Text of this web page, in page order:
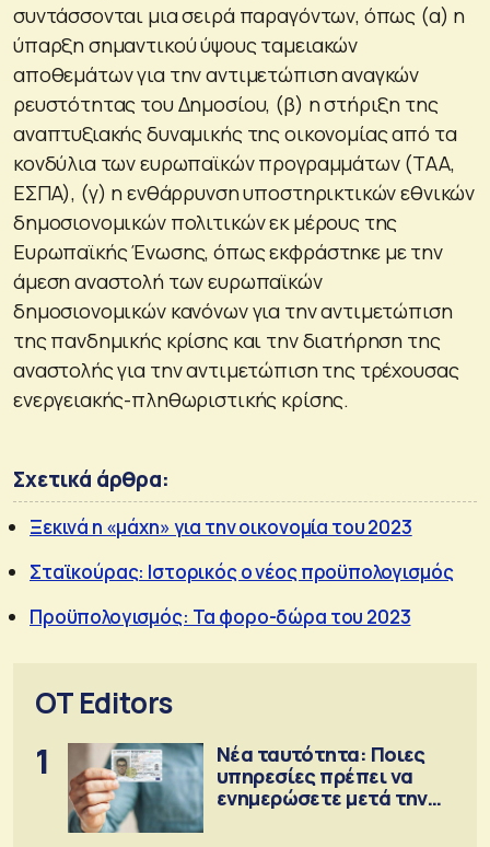
συντάσσονται μια σειρά παραγόντων, όπως (α) η
ύπαρξη σημαντικού ύψους ταμειακών
αποθεμάτων για την αντιμετώπιση αναγκών
ρευστότητας του Δημοσίου, (β) η στήριξη της
αναπτυξιακής δυναμικής της οικονομίας από τα
κονδύλια των ευρωπαϊκών προγραμμάτων (ΤΑΑ,
ΕΣΠΑ), (γ) η ενθάρρυνση υποστηρικτικών εθνικών
δημοσιονομικών πολιτικών εκ μέρους της
Ευρωπαϊκής Ένωσης, όπως εκφράστηκε με την
άμεση αναστολή των ευρωπαϊκών
δημοσιονομικών κανόνων για την αντιμετώπιση
της πανδημικής κρίσης και την διατήρηση της
αναστολής για την αντιμετώπιση της τρέχουσας
ενεργειακής-πληθωριστικής κρίσης.
Σχετικά άρθρα:
Ξεκινά η «μάχη» για την οικονομία του 2023
Σταϊκούρας: Ιστορικός ο νέος προϋπολογισμός
Προϋπολογισμός: Τα φορο-δώρα του 2023
OT Editors
1
Νέα ταυτότητα: Ποιες
υπηρεσίες πρέπει να
ενημερώσετε μετά την